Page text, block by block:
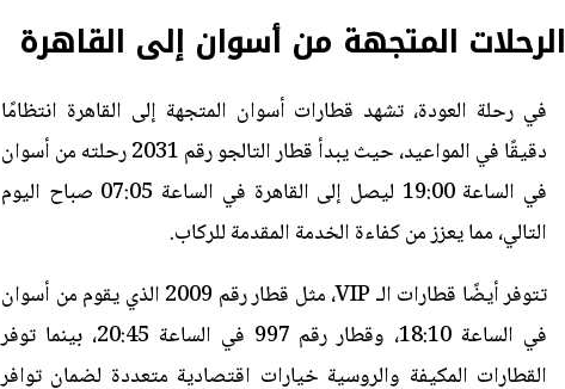
الرحلات المتجهة من أسوان إلى القاهرة
في رحلة العودة، تشهد قطارات أسوان المتجهة إلى القاهرة انتظامًا
دقيقًا في المواعيد، حيث يبدأ قطار التالجو رقم 2031 رحلته من أسوان
في الساعة 19:00 ليصل إلى القاهرة في الساعة 07:05 صباح اليوم
التالي، مما يعزز من كفاءة الخدمة المقدمة للركاب.
تتوفر أيضًا قطارات الـ VIP، مثل قطار رقم 2009 الذي يقوم من أسوان
في الساعة 18:10، وقطار رقم 997 في الساعة 20:45، بينما توفر
القطارات المكيفة والروسية خيارات اقتصادية متعددة لضمان توافر